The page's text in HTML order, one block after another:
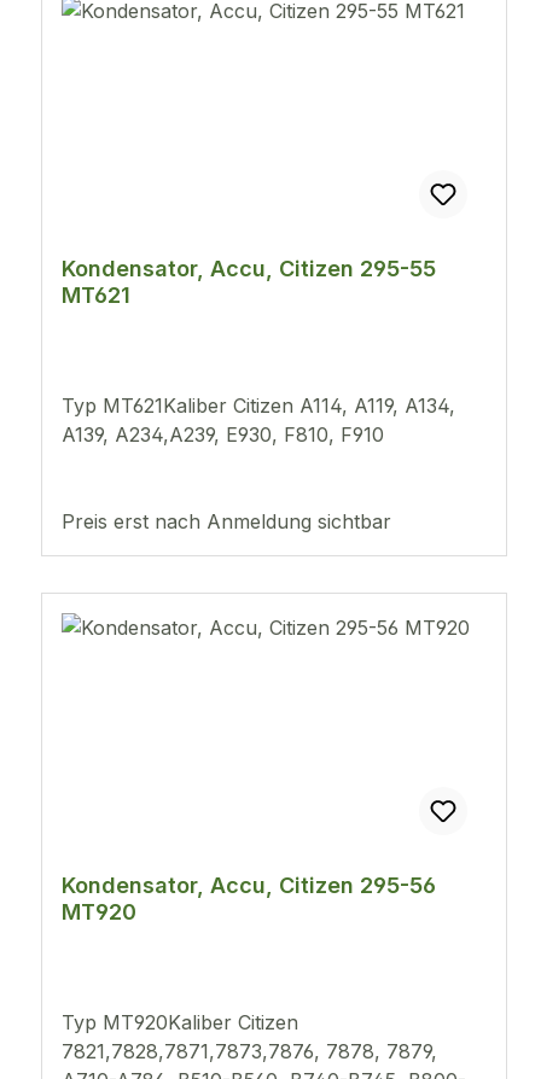
Kondensator, Accu, Citizen 295-55
MT621
Typ MT621Kaliber Citizen A114, A119, A134,
A139, A234,A239, E930, F810, F910
Preis erst nach Anmeldung sichtbar
Kondensator, Accu, Citizen 295-56
MT920
Typ MT920Kaliber Citizen
7821,7828,7871,7873,7876, 7878, 7879,